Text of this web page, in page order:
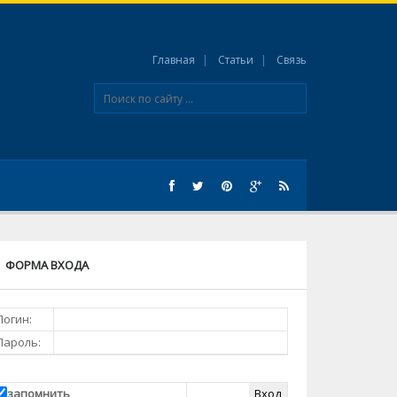
Главная Статьи Связь
ФОРМА ВХОДА
запомнить